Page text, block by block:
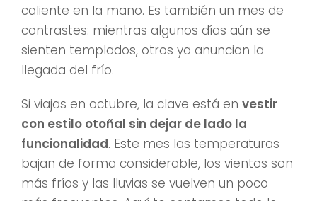
caliente en la mano. Es también un mes de
contrastes: mientras algunos días aún se
sienten templados, otros ya anuncian la
llegada del frío.
Si viajas en octubre, la clave está en vestir
con estilo otoñal sin dejar de lado la
funcionalidad. Este mes las temperaturas
bajan de forma considerable, los vientos son
más fríos y las lluvias se vuelven un poco